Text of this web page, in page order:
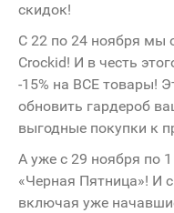
скидок!
С 22 по 24 ноября мы
Crockid! И в честь
-15% на ВСЕ товары!
обновить гардероб
выгодные покупки к
А уже с 29 ноября по
«Черная Пятница»! И
включая уже